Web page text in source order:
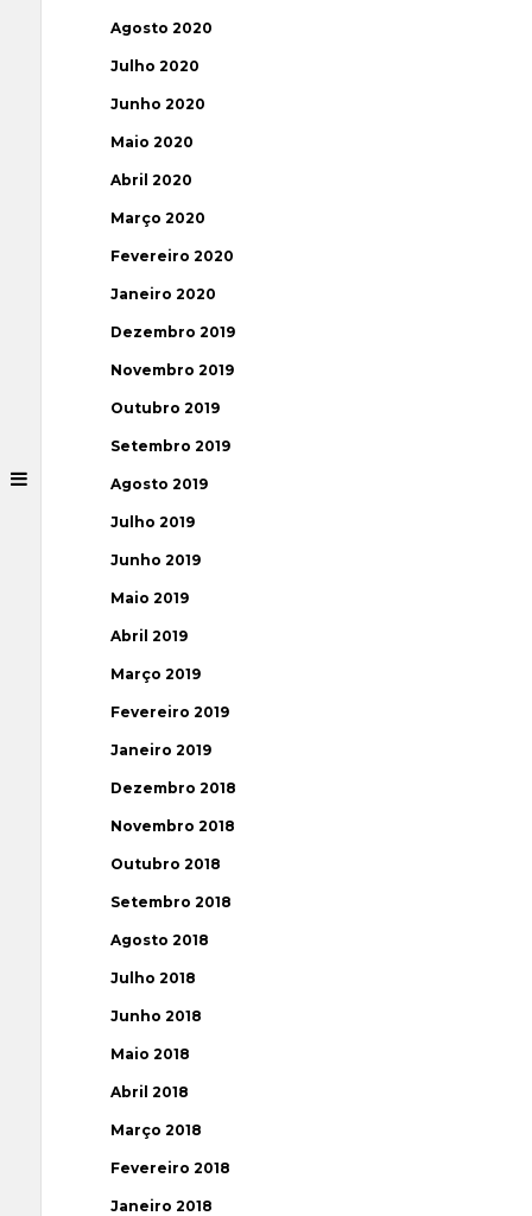
Agosto 2020
Julho 2020
Junho 2020
Maio 2020
Abril 2020
Março 2020
Fevereiro 2020
Janeiro 2020
Dezembro 2019
Novembro 2019
Outubro 2019
Setembro 2019
Agosto 2019
Julho 2019
Junho 2019
Maio 2019
Abril 2019
Março 2019
Fevereiro 2019
Janeiro 2019
Dezembro 2018
Novembro 2018
Outubro 2018
Setembro 2018
Agosto 2018
Julho 2018
Junho 2018
Maio 2018
Abril 2018
Março 2018
Fevereiro 2018
Janeiro 2018